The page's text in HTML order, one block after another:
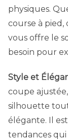
physiques.
course à pied,
vous offre le
besoin pour
Style et
coupe
silhouette
élégante. Il
tendances qui